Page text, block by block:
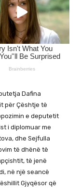
Dafina
për Çështje të
e deputetit
i diplomuar me
dhe Sejfulla
të dhënë të
të jenë
në një seancë
Gjyqësor që